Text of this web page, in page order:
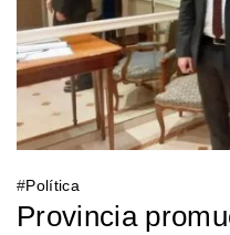
#Política
Provincia